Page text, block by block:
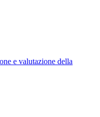
e valutazione della